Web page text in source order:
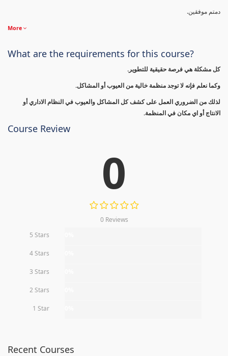
دمتم موفقين.
More
What are the requirements for this course?
كل مشكلة هي فرصة حقيقية للتطوير.
وكما نعلم فإنه لا توجد منظمة خالية من العيوب أو المشاكل.
لذلك من الضروري العمل على كشف كل المشاكل والعيوب في النظام الاداري أو
الانتاج أو اي مكان في المنظمة.
Course Review
0
0 Reviews
5 Stars
4 Stars
3 Stars
2 Stars
1 Star
Recent Courses